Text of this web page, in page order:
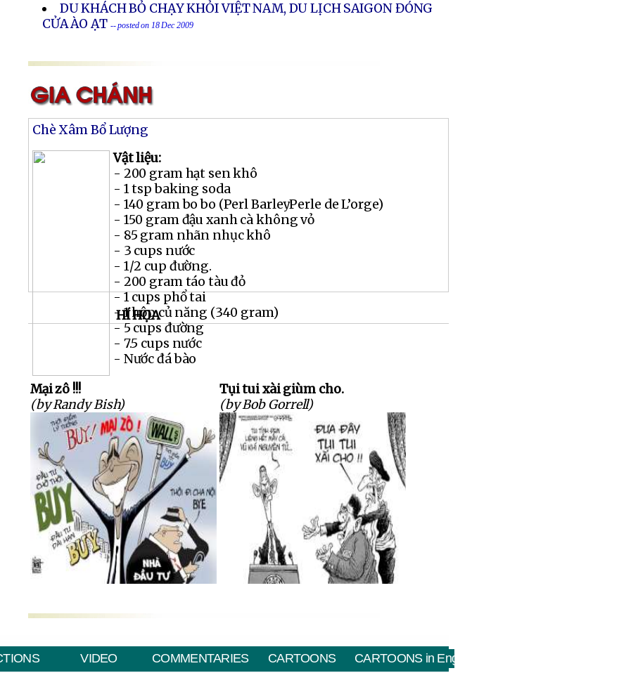
DU KHÁCH BỎ CHẠY KHỎI VIỆT NAM, DU LỊCH SAIGON ĐÓNG
CỬA ÀO ẠT -- posted on 18 Dec 2009
Chè Xâm Bổ Lượng
Vật liệu:
- 200 gram hạt sen khô
- 1 tsp baking soda
- 140 gram bo bo (Perl BarleyPerle de L’orge)
- 150 gram đậu xanh cà không vỏ
- 85 gram nhãn nhục khô
- 3 cups nước
- 1/2 cup đường.
- 200 gram táo tàu đỏ
- 1 cups phổ tai
- 1 hộp củ năng (340 gram)
- 5 cups đường
- 7.5 cups nước
- Nước đá bào
HÍ HỌA
Mại zô !!!
(by Randy Bish)
Tụi tui xài giùm cho.
(by Bob Gorrell)
VIDEO COMMENTARIES CARTOONS CARTOONS in English